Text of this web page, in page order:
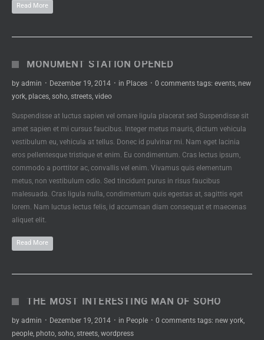
Read More
MONUMENT STATION OPENED
by admin · Dezember 19, 2014 · in Places · 0 comments tags: events, new
york, places, soho, streets, video
Suspendisse at luctus sapien vel ornare ligula placerat sed Suspendisse sit
amet sapien et mi cursus faucibus. Integer metus mauris, dictum vehicula
vestibulum eu, vehicula at tellus. Donec id pulvinar mi. Nam eget lacinia
eros pellentesque tristique et enim. Eu condimentum. Cras lectus ipsum,
commodo a porttitor ac, convallis vel enim. Vivamus quis elementum
metus, non vestibulum odio. Sed tincidunt purus in risus faucibus
malesuada. Cras ligula nulla, condimentum quis egestas at, sagittis eget
lorem. Nam luctus lectus felis, id accumsan diam consequat et maecenas
aliquet elit.
Read More
THE MOST INTERESTING MAN OF SOHO
by admin · Dezember 19, 2014 · in People · 0 comments tags: new york,
people, photo, soho, streets, wordpress